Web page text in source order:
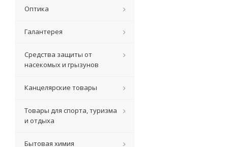
Оптика
Галантерея
Средства защиты от
насекомых и грызунов
Канцелярские товары
Товары для спорта, туризма
и отдыха
Бытовая химия